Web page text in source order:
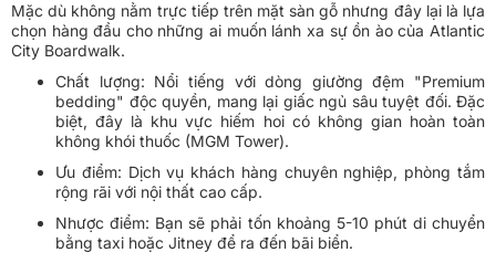
Mặc dù không nằm trực tiếp trên mặt sàn gỗ nhưng đây lại là lựa
chọn hàng đầu cho những ai muốn lánh xa sự ồn ào của Atlantic
City Boardwalk.
Chất lượng: Nổi tiếng với dòng giường đệm "Premium
bedding" độc quyền, mang lại giấc ngủ sâu tuyệt đối. Đặc
biệt, đây là khu vực hiếm hoi có không gian hoàn toàn
không khói thuốc (MGM Tower).
Ưu điểm: Dịch vụ khách hàng chuyên nghiệp, phòng tắm
rộng rãi với nội thất cao cấp.
Nhược điểm: Bạn sẽ phải tốn khoảng 5-10 phút di chuyển
bằng taxi hoặc Jitney để ra đến bãi biển.